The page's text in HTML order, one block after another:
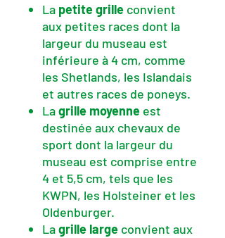
La petite grille convient
aux petites races dont la
largeur du museau est
inférieure à 4 cm, comme
les Shetlands, les Islandais
et autres races de poneys.
Lagrille moyenne est
destinée aux chevaux de
sport dont la largeur du
museau est comprise entre
4 et 5,5 cm, tels que les
KWPN, les Holsteiner et les
Oldenburger.
Lagrille large convient aux